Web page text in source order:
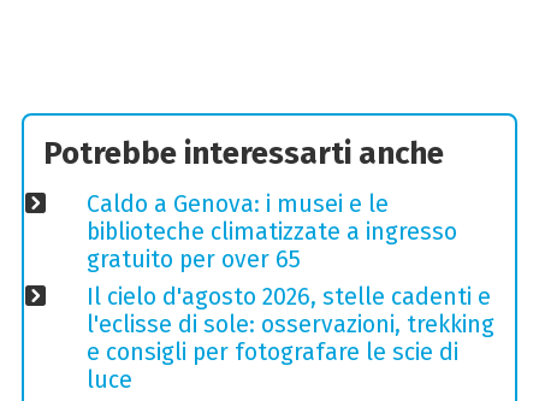
Potrebbe interessarti anche
Caldo a Genova: i musei e le
biblioteche climatizzate a ingresso
gratuito per over 65
Il cielo d'agosto 2026, stelle cadenti e
l'eclisse di sole: osservazioni, trekking
e consigli per fotografare le scie di
luce